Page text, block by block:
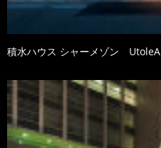
積水ハウス シャーメゾン UtoleA